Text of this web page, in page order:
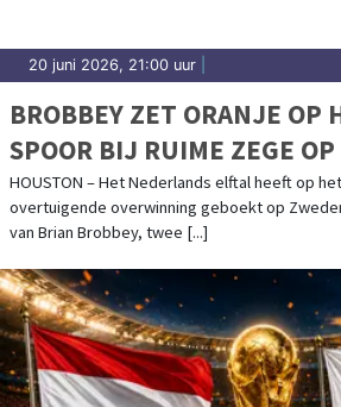
20 juni 2026, 21:00 uur
BROBBEY ZET ORANJE OP
SPOOR BIJ RUIME ZEGE
HOUSTON – Het Nederlands elftal heeft op
overtuigende overwinning geboekt op
van Brian Brobbey, twee [...]